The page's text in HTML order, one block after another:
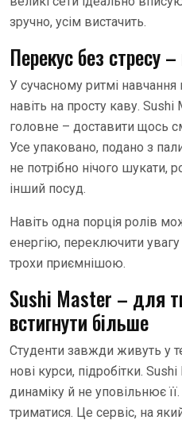
зручно, усім вистачить.
Перекус без стресу
У сучасному ритмі навчання
навіть на просту каву.
головне – доставити щось
Усе упаковано, подано з
не потрібно нічого шукати,
інший посуд.
Навіть одна порція ролів
енергію, переключити
трохи приємнішою.
Sushi Master – для
встигнути більше
Студенти завжди живуть у
нові курси, підробітки.
динаміку й не уповільнює
триматися. Це сервіс, на